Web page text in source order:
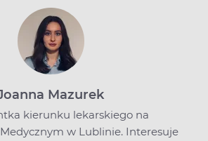
Mazurek
kierunku lekarskiego na
w Lublinie. Interesuje